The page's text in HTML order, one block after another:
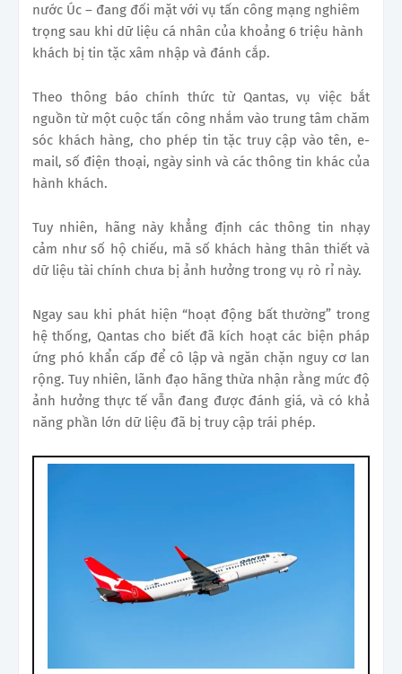
nước Úc – đang đối mặt với vụ tấn công mạng nghiêm
trọng sau khi dữ liệu cá nhân của khoảng 6 triệu hành
khách bị tin tặc xâm nhập và đánh cắp.
Theo thông báo chính thức từ Qantas, vụ việc bắt
nguồn từ một cuộc tấn công nhắm vào trung tâm chăm
sóc khách hàng, cho phép tin tặc truy cập vào tên, e-
mail, số điện thoại, ngày sinh và các thông tin khác của
hành khách.
Tuy nhiên, hãng này khẳng định các thông tin nhạy
cảm như số hộ chiếu, mã số khách hàng thân thiết và
dữ liệu tài chính chưa bị ảnh hưởng trong vụ rò rỉ này.
Ngay sau khi phát hiện “hoạt động bất thường” trong
hệ thống, Qantas cho biết đã kích hoạt các biện pháp
ứng phó khẩn cấp để cô lập và ngăn chặn nguy cơ lan
rộng. Tuy nhiên, lãnh đạo hãng thừa nhận rằng mức độ
ảnh hưởng thực tế vẫn đang được đánh giá, và có khả
năng phần lớn dữ liệu đã bị truy cập trái phép.